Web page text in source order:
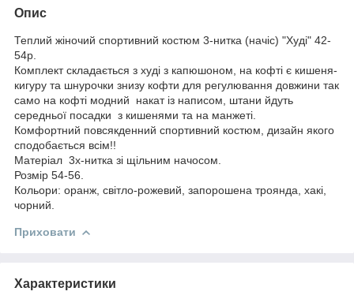
Опис
Теплий жіночий спортивний костюм 3-нитка (начіс) "Худі" 42-
54р.
Комплект складається з худі з капюшоном, на кофті є кишеня-
кигуру та шнурочки знизу кофти для регулювання довжини так
само на кофті модний накат із написом, штани йдуть
середньої посадки з кишенями та на манжеті.
Комфортний повсякденний спортивний костюм, дизайн якого
сподобається всім!!
Матеріал 3х-нитка зі щільним начосом.
Розмір 54-56.
Кольори: оранж, світло-рожевий, запорошена троянда, хакі,
чорний.
Приховати
Характеристики